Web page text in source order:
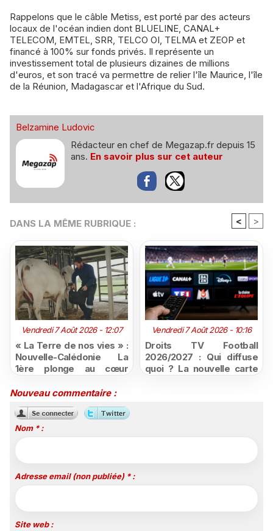
Rappelons que le câble Metiss, est porté par des acteurs
locaux de l'océan indien dont BLUELINE, CANAL+
TELECOM, EMTEL, SRR, TELCO OI, TELMA et ZEOP et
financé à 100% sur fonds privés. Il représente un
investissement total de plusieurs dizaines de millions
d'euros, et son tracé va permettre de relier l'île Maurice, l'île
de la Réunion, Madagascar et l'Afrique du Sud.
Belzamine Ludovic
Rédacteur en chef de Megazap.fr depuis 15
ans. En savoir plus sur cet auteur
DANS LA MÊME RUBRIQUE : < >
Vendredi 7 Août 2026 - 12:07
« La Terre de nos vies » :
Nouvelle-Calédonie La
1ère plonge au cœur
mutation
Vendredi 7 Août 2026 - 10:16
Droits TV Football
2026/2027 : Qui diffuse
quoi ? La nouvelle carte
Nouveau commentaire :
Nom * :
Adresse email (non publiée) * :
Site web :